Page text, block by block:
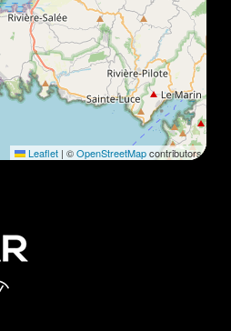
Leaflet | ©OpenStreetMapcontributors